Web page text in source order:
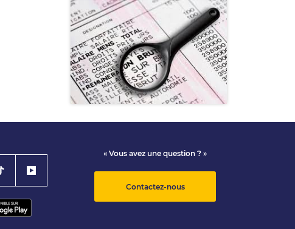
« Vous avez une question ? »
Contactez-nous